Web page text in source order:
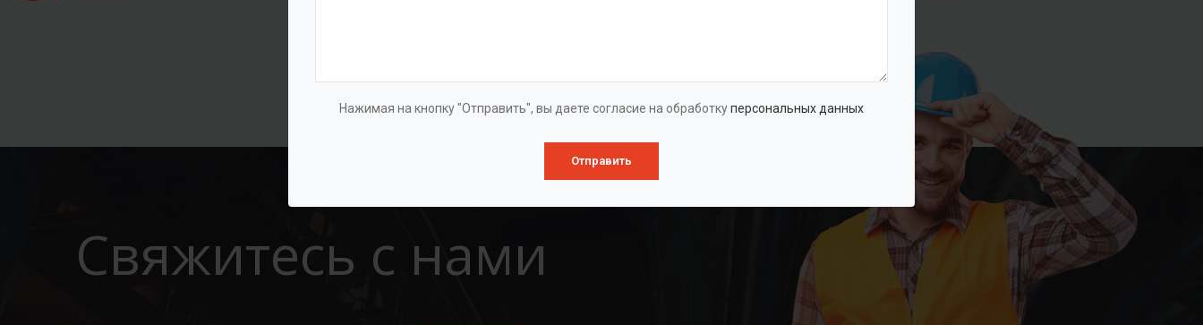
Нажимая на кнопку "Отправить", вы даете согласие на обработкуперсональных данных
Отправить
Свяжитесь с нами